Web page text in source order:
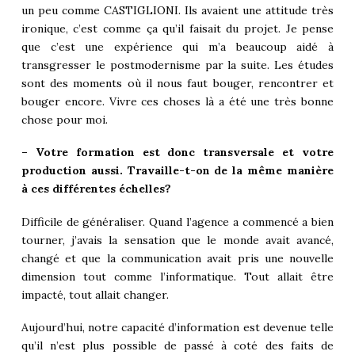
un peu comme CASTIGLIONI. Ils avaient une attitude très
ironique, c’est comme ça qu’il faisait du projet. Je pense
que c’est une expérience qui m’a beaucoup aidé à
transgresser le postmodernisme par la suite. Les études
sont des moments où il nous faut bouger, rencontrer et
bouger encore. Vivre ces choses là a été une très bonne
chose pour moi.
– Votre formation est donc transversale et votre
production aussi. Travaille-t-on de la même manière
à ces différentes échelles?
Difficile de généraliser. Quand l’agence a commencé a bien
tourner, j’avais la sensation que le monde avait avancé,
changé et que la communication avait pris une nouvelle
dimension tout comme l’informatique. Tout allait être
impacté, tout allait changer.
Aujourd’hui, notre capacité d’information est devenue telle
qu’il n’est plus possible de passé à coté des faits de